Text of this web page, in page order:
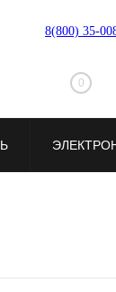
8(800) 35-
0